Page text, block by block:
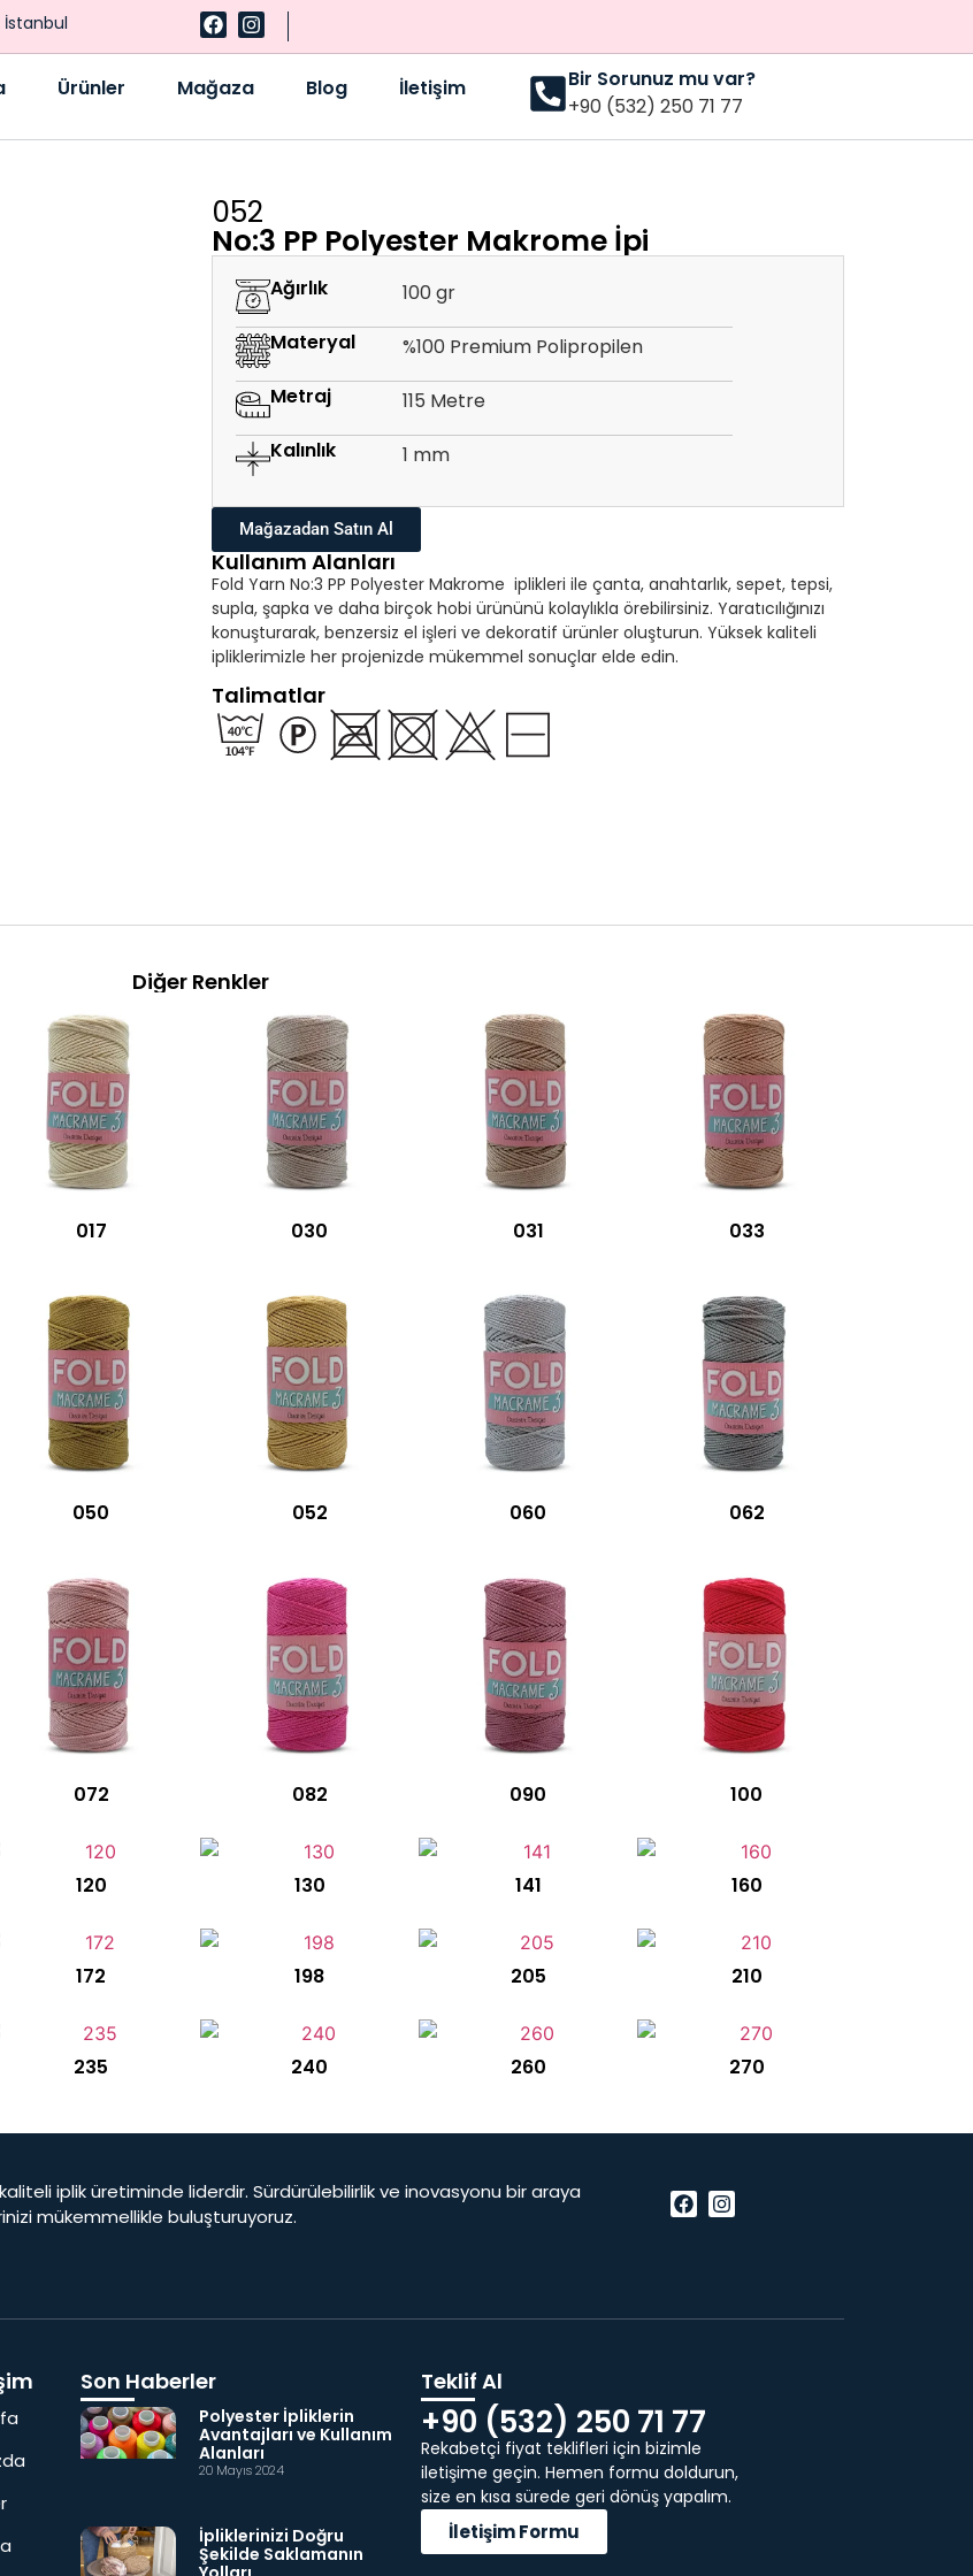
İstanbul
Ürünler Mağaza Blog İletişim
Bir Sorunuz mu var?
+90 (532) 250 71 77
052
No:3 PP Polyester Makrome İpi
Ağırlık
100 gr
Materyal
%100 Premium Polipropilen
Metraj
115 Metre
Kalınlık
1 mm
Mağazadan Satın Al
Kullanım Alanları
Fold Yarn No:3 PP Polyester Makrome iplikleri ile çanta, anahtarlık, sepet, tepsi,
supla, şapka ve daha birçok hobi ürününü kolaylıkla örebilirsiniz. Yaratıcılığınızı
konuşturarak, benzersiz el işleri ve dekoratif ürünler oluşturun. Yüksek kaliteli
ipliklerimizle her projenizde mükemmel sonuçlar elde edin.
Talimatlar
Diğer Renkler
017 030 031 033
050 052 060 062
072 082 090 100
120 130 141 160
172 198 205 210
235 240 260 270
iplik üretiminde liderdir. Sürdürülebilirlik ve inovasyonu bir araya
mükemmellikle buluşturuyoruz.
Son Haberler
Polyester İpliklerin
Avantajları ve Kullanım
Alanları
20 Mayıs 2024
İpliklerinizi Doğru
Şekilde Saklamanın
Teklif Al
+90 (532) 250 71 77
Rekabetçi fiyat teklifleri için bizimle
iletişime geçin. Hemen formu doldurun,
size en kısa sürede geri dönüş yapalım.
İletişim Formu